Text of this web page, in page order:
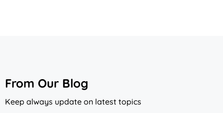
From Our Blog
Keep always update on latest topics